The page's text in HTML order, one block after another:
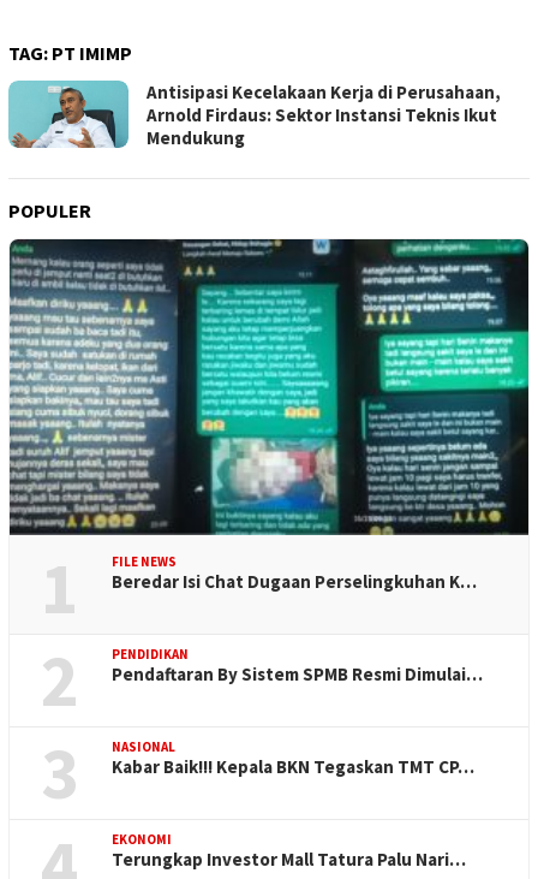
TAG: PT IMIMP
Antisipasi Kecelakaan Kerja di Perusahaan,
Arnold Firdaus: Sektor Instansi Teknis Ikut
Mendukung
POPULER
1 FILE NEWS
Beredar Isi Chat Dugaan Perselingkuhan K…
2 PENDIDIKAN
Pendaftaran By Sistem SPMB Resmi Dimulai…
3 NASIONAL
Kabar Baik!!! Kepala BKN Tegaskan TMT CP…
EKONOMI
Terungkap Investor Mall Tatura Palu Nari…